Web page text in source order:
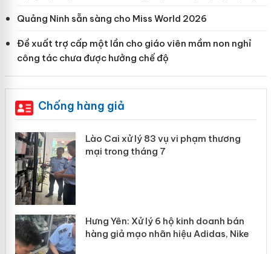
Quảng Ninh sẵn sàng cho Miss World 2026
Đề xuất trợ cấp một lần cho giáo viên mầm non nghỉ
công tác chưa được hưởng chế độ
Chống hàng giả
Lào Cai xử lý 83 vụ vi phạm thương
mại trong tháng 7
Hưng Yên: Xử lý 6 hộ kinh doanh bán
hàng giả mạo nhãn hiệu Adidas, Nike